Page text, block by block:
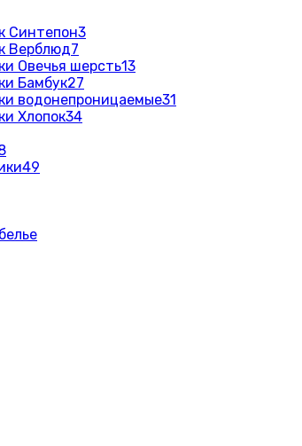
Синтепон3
Верблюд7
Овечья шерсть13
Бамбук27
водонепроницаемые31
Хлопок34
49